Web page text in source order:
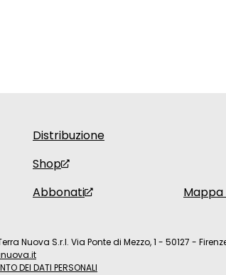
Distribuzione
Shop
Abbonati
Mappa
Nuova S.r.l. Via Ponte di Mezzo, 1 - 50127 -
DEI DATI PERSONALI